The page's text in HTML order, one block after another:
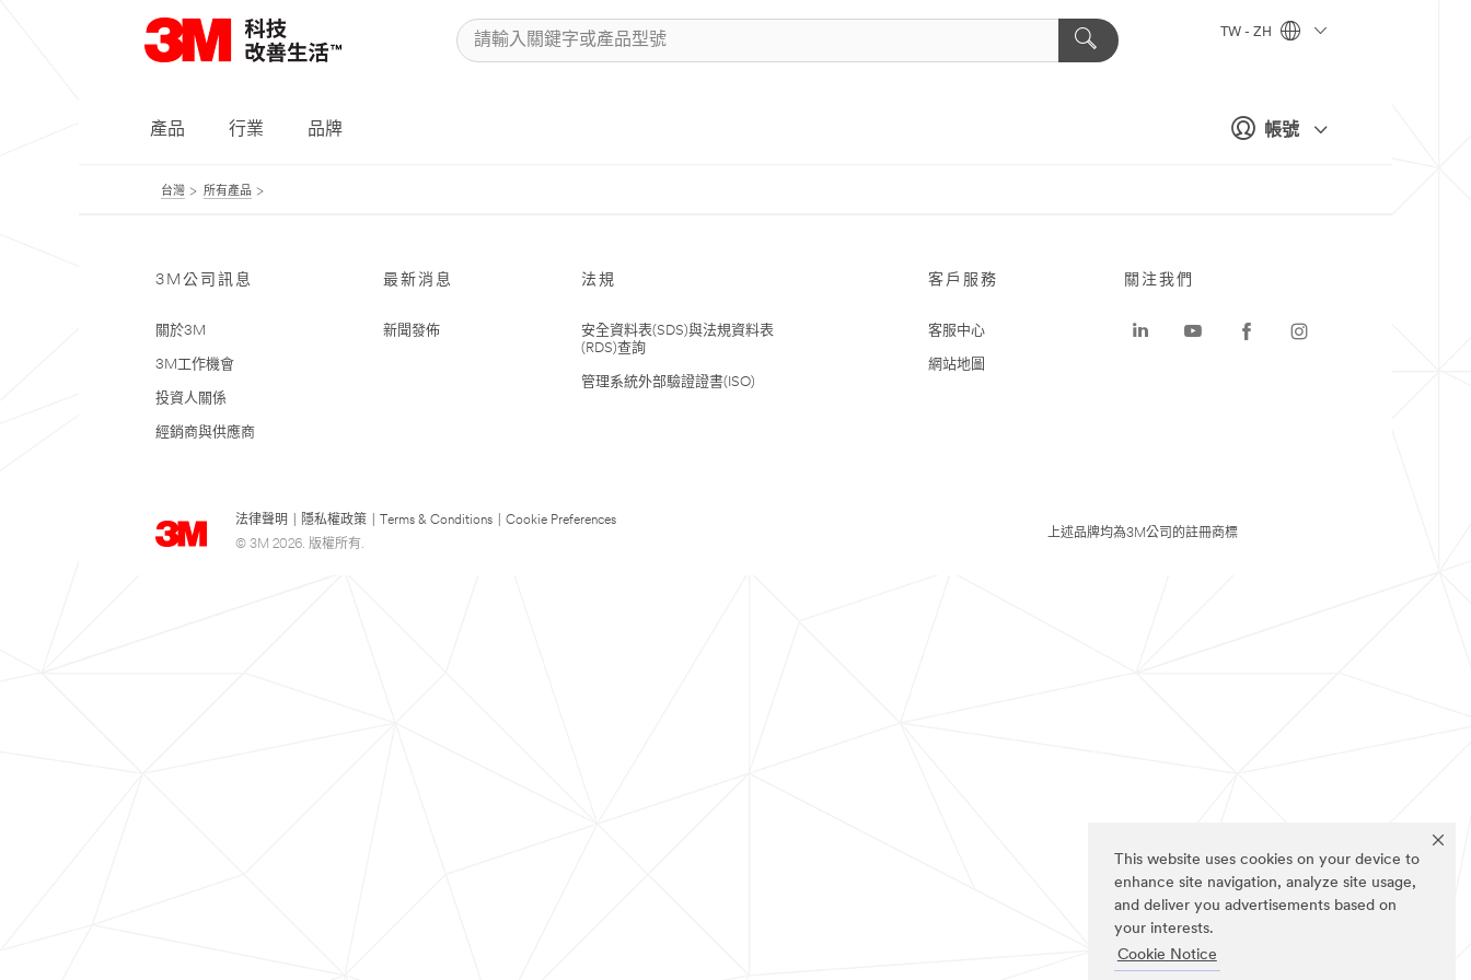
This website uses cookies on your device to
enhance site navigation, analyze site usage,
and deliver you advertisements based on
your interests.
Cookie Notice
帳號
TW - ZH
產品 行業 品牌
台灣 所有產品
3M公司訊息
關於3M
3M工作機會
投資人關係
經銷商與供應商
最新消息
新聞發佈
法規
安全資料表(SDS)與法規資料表
(RDS)查詢
管理系統外部驗證證書(ISO)
客戶服務
客服中心
網站地圖
法律聲明 隱私權政策 Terms & Conditions
Cookie Preferences
© 3M 2026. 版權所有.
關注我們
上述品牌均為3M公司的註冊商標